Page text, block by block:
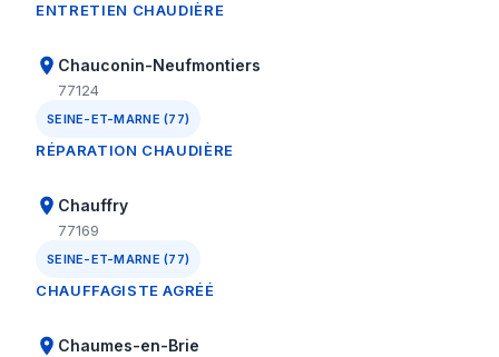
ENTRETIEN CHAUDIÈRE
Chauconin-Neufmontiers
77124
SEINE-ET-MARNE (77)
RÉPARATION CHAUDIÈRE
Chauffry
77169
SEINE-ET-MARNE (77)
CHAUFFAGISTE AGRÉÉ
Chaumes-en-Brie